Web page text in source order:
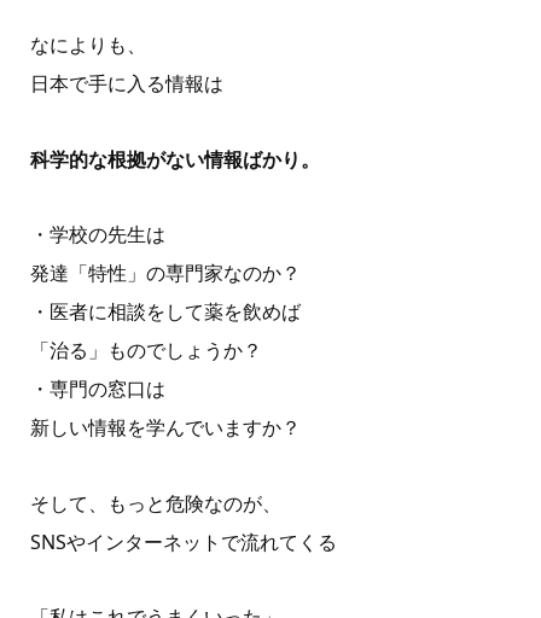
なによりも、
日本で手に入る情報は
科学的な根拠がない情報ばかり。
・学校の先生は
発達「特性」の専門家なのか？
・医者に相談をして薬を飲めば
「治る」ものでしょうか？
・専門の窓口は
新しい情報を学んでいますか？
そして、もっと危険なのが、
SNSやインターネットで流れてくる